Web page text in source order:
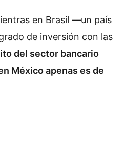
en Brasil —un país
de inversión con las
del sector bancario
México apenas es de